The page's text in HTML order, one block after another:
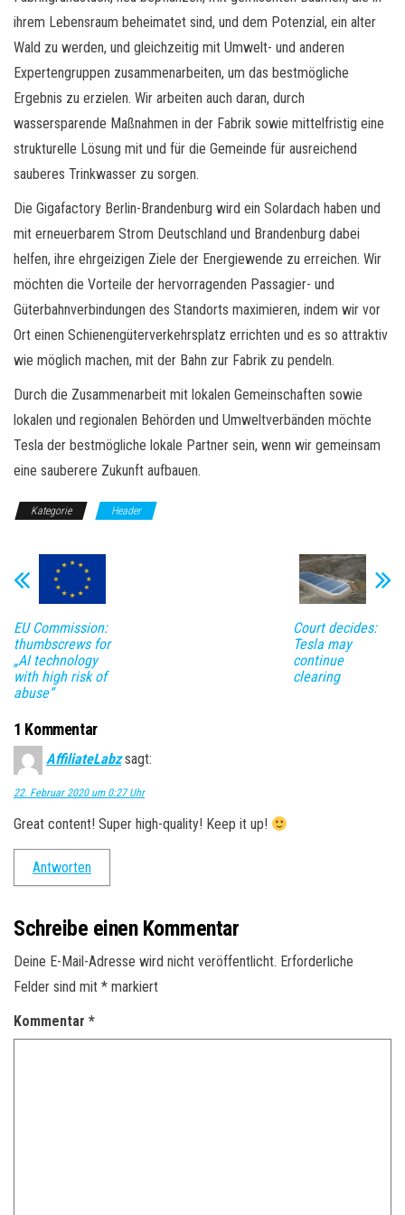
ihrem Lebensraum beheimatet sind, und dem Potenzial, ein alter
Wald zu werden, und gleichzeitig mit Umwelt- und anderen
Expertengruppen zusammenarbeiten, um das bestmögliche
Ergebnis zu erzielen. Wir arbeiten auch daran, durch
wassersparende Maßnahmen in der Fabrik sowie mittelfristig eine
strukturelle Lösung mit und für die Gemeinde für ausreichend
sauberes Trinkwasser zu sorgen.
Die Gigafactory Berlin-Brandenburg wird ein Solardach haben und
mit erneuerbarem Strom Deutschland und Brandenburg dabei
helfen, ihre ehrgeizigen Ziele der Energiewende zu erreichen. Wir
möchten die Vorteile der hervorragenden Passagier- und
Güterbahnverbindungen des Standorts maximieren, indem wir vor
Ort einen Schienengüterverkehrsplatz errichten und es so attraktiv
wie möglich machen, mit der Bahn zur Fabrik zu pendeln.
Durch die Zusammenarbeit mit lokalen Gemeinschaften sowie
lokalen und regionalen Behörden und Umweltverbänden möchte
Tesla der bestmögliche lokale Partner sein, wenn wir gemeinsam
eine sauberere Zukunft aufbauen.
Kategorie Header
EU Commission:
thumbscrews for
„AI technology
with high risk of
abuse“
Court decides:
Tesla may
continue
clearing
1 Kommentar
AffiliateLabz sagt:
22. Februar 2020 um 0:27 Uhr
Great content! Super high-quality! Keep it up!
Antworten
Schreibe einen Kommentar
Deine E-Mail-Adresse wird nicht veröffentlicht. Erforderliche
Felder sind mit * markiert
Kommentar *